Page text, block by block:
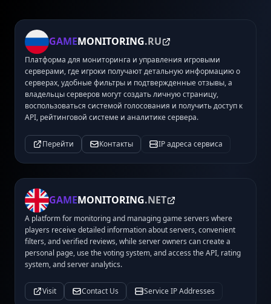
GAMEMONITORING.RU
Платформа для мониторинга и управления игровыми
серверами, где игроки получают детальную информацию о
серверах, удобные фильтры и подтвержденные отзывы, а
владельцы серверов могут создать личную страницу,
воспользоваться системой голосования и получить доступ к
API, рейтинговой системе и аналитике сервера.
Перейти Контакты IP адреса сервиса
GAMEMONITORING.NET
A platform for monitoring and managing game servers where
players receive detailed information about servers, convenient
filters, and verified reviews, while server owners can create a
personal page, use the voting system, and access the API, rating
system, and server analytics.
Visit Contact Us Service IP Addresses